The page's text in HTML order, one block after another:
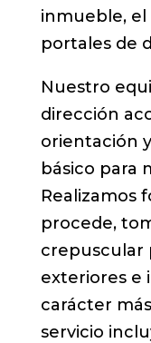
inmueble,
portales de
Nuestro
dirección
orientación
básico para
Realizamos
procede,
crepuscular
exteriores e
carácter
servicio